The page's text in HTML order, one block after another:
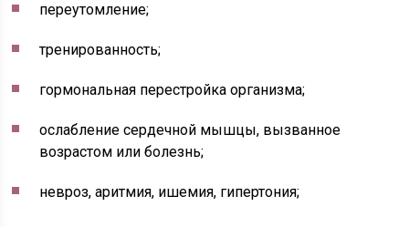
переутомление;
тренированность;
гормональная перестройка организма;
ослабление сердечной мышцы, вызванное
возрастом или болезнь;
невроз, аритмия, ишемия, гипертония;